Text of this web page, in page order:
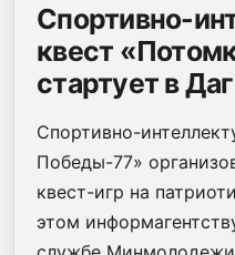
Спортивно-
квест
стартует в
Спортивно-
Победы-77»
квест-игр на
этом